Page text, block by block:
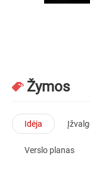
Žymos
Idėja
Verslo planas